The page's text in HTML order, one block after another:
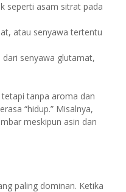
seperti asam sitrat pada
atau senyawa tertentu
dari senyawa glutamat,
tanpa aroma dan
“hidup.” Misalnya,
meskipun asin dan
paling dominan. Ketika